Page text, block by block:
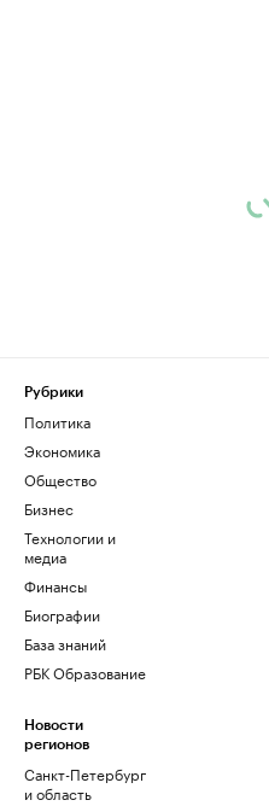
Рубрики
Политика
Экономика
Общество
Бизнес
Технологии и
медиа
Финансы
Биографии
База знаний
РБК Образование
Новости
регионов
Санкт-Петербург
и область